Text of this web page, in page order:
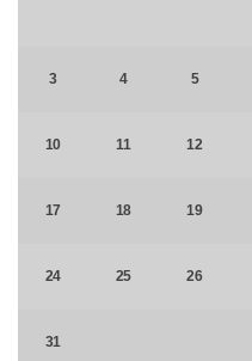
3 4 5
10 11 12
17 18 19
24 25 26
31